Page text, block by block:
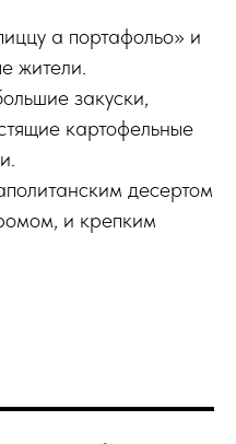
а портафольо» и
жители.
закуски,
картофельные
десертом
и крепким